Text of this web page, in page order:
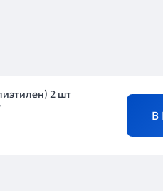
2 шт
В